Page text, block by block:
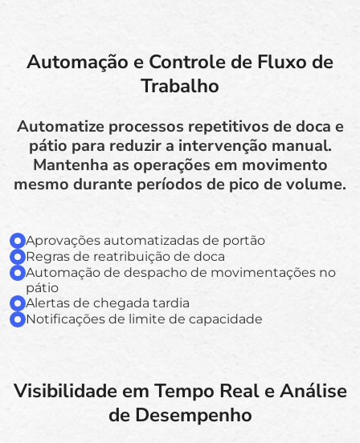
Automação e Controle de Fluxo de
Trabalho
Automatize processos repetitivos de doca e
pátio para reduzir a intervenção manual.
Mantenha as operações em movimento
mesmo durante períodos de pico de volume.
Aprovações automatizadas de portão
Regras de reatribuição de doca
Automação de despacho de movimentações no
pátio
Alertas de chegada tardia
Notificações de limite de capacidade
Visibilidade em Tempo Real e Análise
de Desempenho